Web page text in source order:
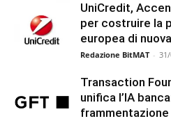
UniCredit,
per costruire la
europea di
Redazione BitMAT -
Transaction
unifica l’IA